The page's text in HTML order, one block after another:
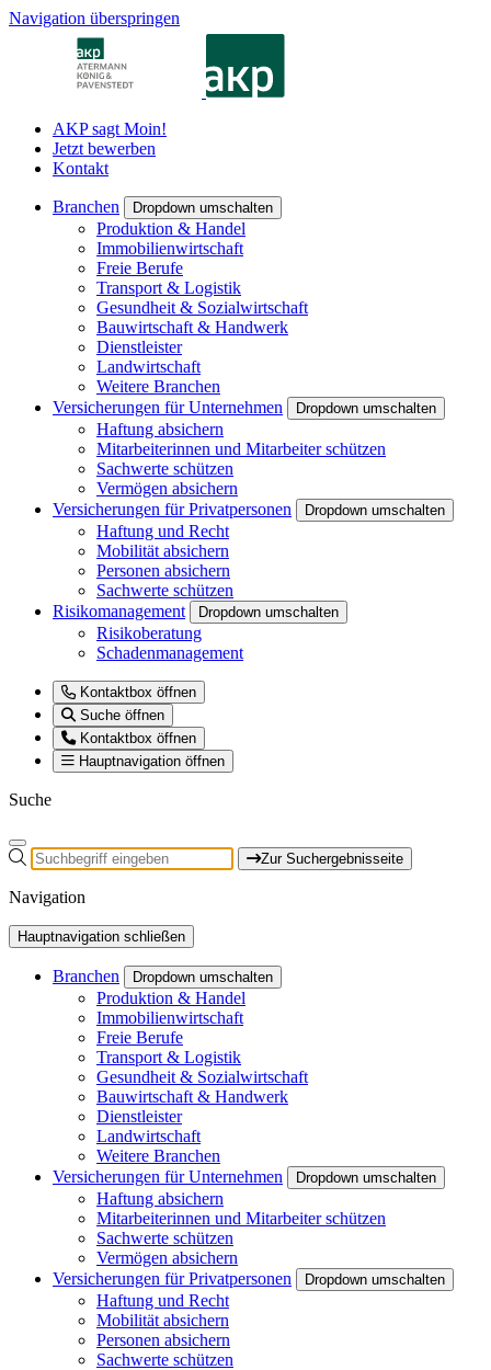
Navigation überspringen
AKP sagt Moin!
Jetzt bewerben
Kontakt
Branchen Dropdown umschalten
Produktion & Handel
Immobilienwirtschaft
Freie Berufe
Transport & Logistik
Gesundheit & Sozialwirtschaft
Bauwirtschaft & Handwerk
Dienstleister
Landwirtschaft
Weitere Branchen
Versicherungen für Unternehmen
Dropdown umschalten
Haftung absichern
Mitarbeiterinnen und Mitarbeiter schützen
Sachwerte schützen
Vermögen absichern
Versicherungen für Privatpersonen
Dropdown umschalten
Haftung und Recht
Mobilität absichern
Personen absichern
Sachwerte schützen
Risikomanagement
Dropdown umschalten
Risikoberatung
Schadenmanagement
Kontaktbox öffnen
Suche öffnen
Kontaktbox öffnen
Hauptnavigation öffnen
Suche
Zur Suchergebnisseite
Navigation
Hauptnavigation schließen
Branchen Dropdown umschalten
Produktion & Handel
Immobilienwirtschaft
Freie Berufe
Transport & Logistik
Gesundheit & Sozialwirtschaft
Bauwirtschaft & Handwerk
Dienstleister
Landwirtschaft
Weitere Branchen
Versicherungen für Unternehmen
Dropdown umschalten
Haftung absichern
Mitarbeiterinnen und Mitarbeiter schützen
Sachwerte schützen
Vermögen absichern
Versicherungen für Privatpersonen
Dropdown umschalten
Haftung und Recht
Mobilität absichern
Personen absichern
Sachwerte schützen